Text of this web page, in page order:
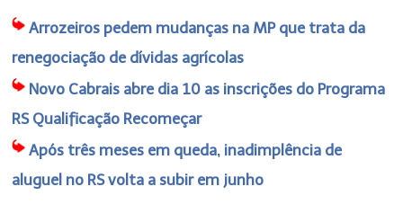
Arrozeiros pedem mudanças na MP que trata da
renegociação de dívidas agrícolas
Novo Cabrais abre dia 10 as inscrições do Programa
RS Qualificação Recomeçar
Após três meses em queda, inadimplência de
aluguel no RS volta a subir em junho